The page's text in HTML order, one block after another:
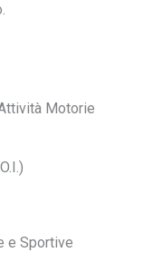
Motorie
e Sportive